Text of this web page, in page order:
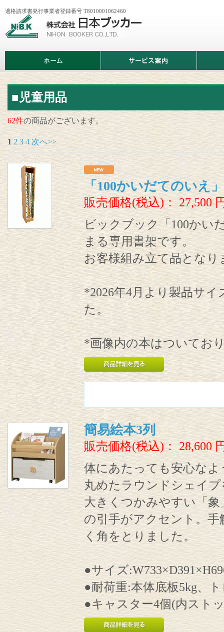
会
日
ッ
カ
適格請求書発行事業者登録番号 T8010001062460
ム
ビ
案
情
■児童用品
62件の商品がございます。
1 2 3 4 次へ>>
「100かいだてのいえ
販売価格(税込)：27,500
ビックブック「100かい
まる専用書架です。
お客様組み立て品となり
*2026年4月より製品サ
た。
*画像内の本はついてお
簡易絵本3列
販売価格(税込)： 28,600
体にあたっても安心な
丸めたラウンドシェイプ
大きくつかみやすい「
の引手がアクセント。
く角をとりました。
●サイズ
●耐荷重:本体底板5kg、
●キャスター4個(内スト